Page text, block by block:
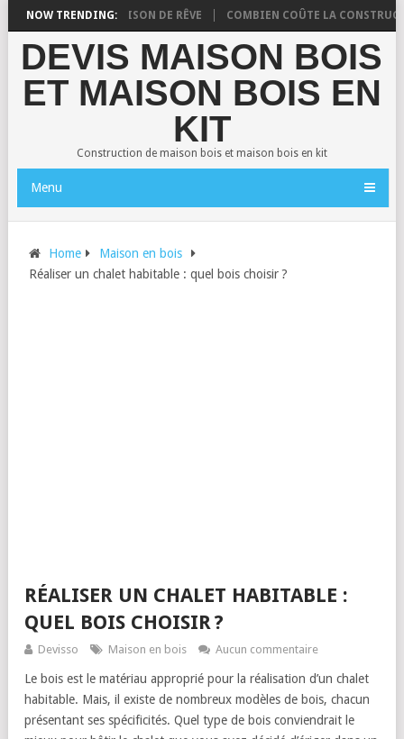
NOW TRENDING:
VOTRE MAISON DE RÊVE COMBIEN COÛTE LA
DEVIS MAISON BOIS
ET MAISON BOIS EN
KIT
Construction de maison bois et maison bois en kit
Menu
Home
Maison en bois
Réaliser un chalet habitable : quel bois choisir ?
RÉALISER UN CHALET HABITABLE :
QUEL BOIS CHOISIR ?
Devisso Maison en bois Aucun commentaire
Le bois est le matériau approprié pour la réalisation d’un chalet
habitable. Mais, il existe de nombreux modèles de bois, chacun
présentant ses spécificités. Quel type de bois conviendrait le